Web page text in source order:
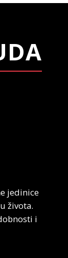
jedinice
života.
i